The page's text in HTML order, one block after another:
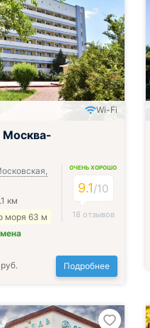
Wi-Fi
Москва-
км
моря 63 м
ОЧЕНЬ ХОРОШО
9.1/10
18 отзывов
руб. Подробнее